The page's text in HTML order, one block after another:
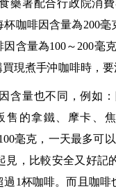
藥署配合行政院消
咖啡因含量為200毫
含量為100～200毫
現煮手沖咖啡時，要
含量也不同，例如
售的拿鐵、摩卡、
毫克，一天最多可
見，比較安全又好
1杯咖啡。而且咖